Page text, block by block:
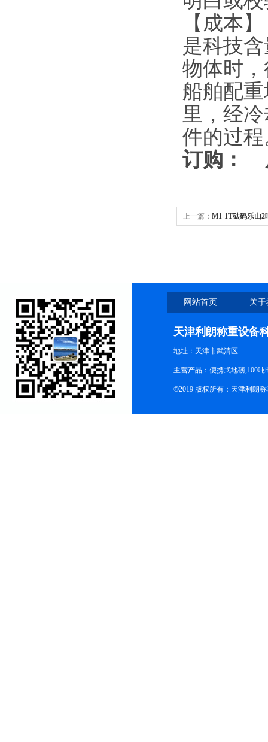
【成本
是科技
物体时
船舶配
里，经
件的过
订购：
上一篇： M1-1T砝码乐山2
网站首页 关
天津利朗称重设备
地址：天津市武清区
主营产品：便携式地磅,100
©2019 版权所有：天津利朗